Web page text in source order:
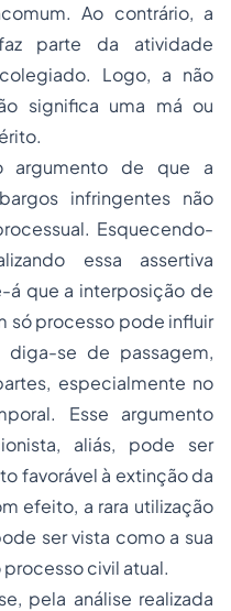
Ao contrário, a
parte da atividade
Logo, a não
significa uma má ou
argumento de que a
infringentes não
Esquecendo-
essa assertiva
á que a interposição de
só processo pode influir
diga-se de passagem,
especialmente no
Esse argumento
aliás, pode ser
favorável à extinção da
efeito, a rara utilização
ser vista como a sua
civil atual.
pela análise realizada